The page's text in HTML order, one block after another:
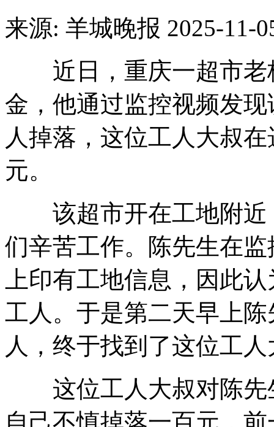
来源: 羊城晚报 2025-11-
近日，重庆一超市老
金，他通过监控视频发
人掉落，这位工人大叔
元。
该超市开在工地附近
们辛苦工作。陈先生在
上印有工地信息，因此
工人。于是第二天早上
人，终于找到了这位工
这位工人大叔对陈先
自己不慎掉落一百元，